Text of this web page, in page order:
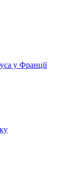
у Франції